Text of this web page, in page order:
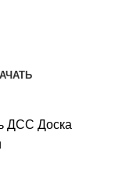
ДСС Доска